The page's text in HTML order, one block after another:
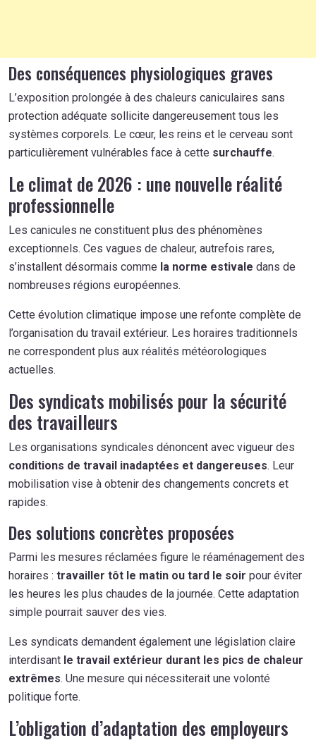
Des conséquences physiologiques graves
L’exposition prolongée à des chaleurs caniculaires sans
protection adéquate sollicite dangereusement tous les
systèmes corporels. Le cœur, les reins et le cerveau sont
particulièrement vulnérables face à cette surchauffe.
Le climat de 2026 : une nouvelle réalité
professionnelle
Les canicules ne constituent plus des phénomènes
exceptionnels. Ces vagues de chaleur, autrefois rares,
s’installent désormais comme la norme estivale dans de
nombreuses régions européennes.
Cette évolution climatique impose une refonte complète de
l’organisation du travail extérieur. Les horaires traditionnels
ne correspondent plus aux réalités météorologiques
actuelles.
Des syndicats mobilisés pour la sécurité
des travailleurs
Les organisations syndicales dénoncent avec vigueur des
conditions de travail inadaptées et dangereuses. Leur
mobilisation vise à obtenir des changements concrets et
rapides.
Des solutions concrètes proposées
Parmi les mesures réclamées figure le réaménagement des
horaires : travailler tôt le matin ou tard le soir pour éviter
les heures les plus chaudes de la journée. Cette adaptation
simple pourrait sauver des vies.
Les syndicats demandent également une législation claire
interdisant le travail extérieur durant les pics de chaleur
extrêmes. Une mesure qui nécessiterait une volonté
politique forte.
L’obligation d’adaptation des employeurs